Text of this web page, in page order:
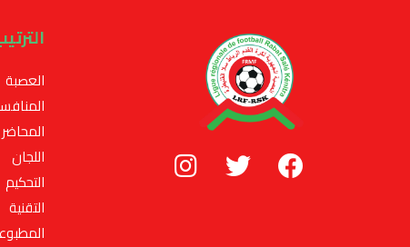
العصبة
المحاضر
اللجان
التحكيم
التقنية